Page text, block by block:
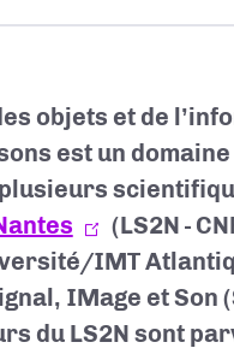
objets et de
est un
(LS2N -
IMT
IMage et Son
du LS2N sont